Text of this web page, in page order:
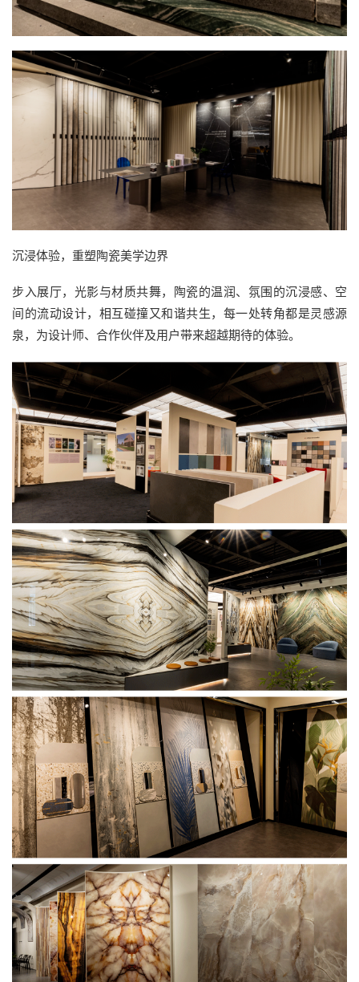
沉浸体验，重塑陶瓷美学边界
步入展厅，光影与材质共舞，陶瓷的温润、氛围的沉浸感、空
间的流动设计，相互碰撞又和谐共生，每一处转角都是灵感源
泉，为设计师、合作伙伴及用户带来超越期待的体验。